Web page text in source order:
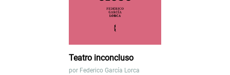
Teatro inconcluso
por Federico García Lorca